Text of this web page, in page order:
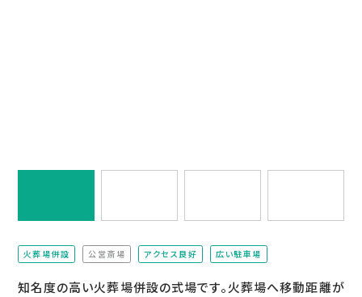
火葬場併設 公営斎場
（非該当）
アクセス良好 広い駐車場
知名度の高い火葬場併設の式場です。火葬場へ移動距離が